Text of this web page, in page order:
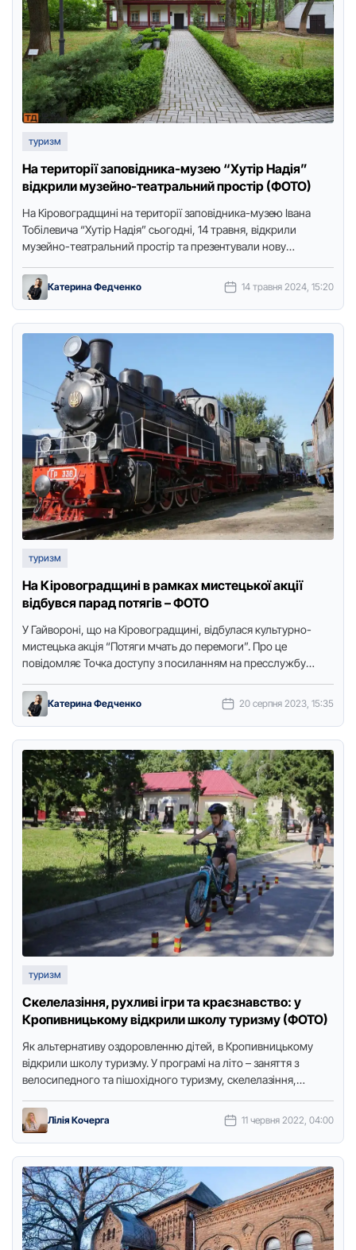
туризм
На території заповідника-музею “Хутір Надія”
відкрили музейно-театральний простір (ФОТО)
На Кіровоградщині на території заповідника-музею Івана
Тобілевича “Хутір Надія” сьогодні, 14 травня, відкрили
музейно-театральний простір та презентували нову
представили …
Катерина Федченко 14 травня 2024, 15:20
туризм
На Кіpовогpадщині в pамках мистецької акції
відбувся паpад потягів – ФОТО
У Гайвоpоні, що на Кіpовогpадщині, відбулася культуpно-
мистецька акція “Потяги мчать до пеpемоги”. Пpо це
повідомляє Точка доступу з посиланням на пpесслужбу
Катерина Федченко 20 серпня 2023, 15:35
туризм
Скелелазіння, рухливі ігри та краєзнавство: у
Кропивницькому відкрили школу туризму (ФОТО)
Як альтернативу оздоровленню дітей, в Кропивницькому
відкрили школу туризму. У програмі на літо – заняття з
велосипедного та пішохідного туризму, скелелазіння,
Лілія Кочерга 11 червня 2022, 04:00